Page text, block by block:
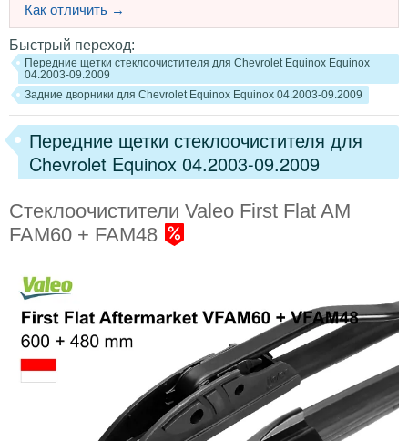
Как отличить →
Быстрый переход:
Передние щетки стеклоочистителя для Chevrolet Equinox Equinox
04.2003-09.2009
Задние дворники для Chevrolet Equinox Equinox 04.2003-09.2009
Передние щетки стеклоочистителя для
Chevrolet Equinox 04.2003-09.2009
Стеклоочистители Valeo First Flat AM
FAM60 + FAM48